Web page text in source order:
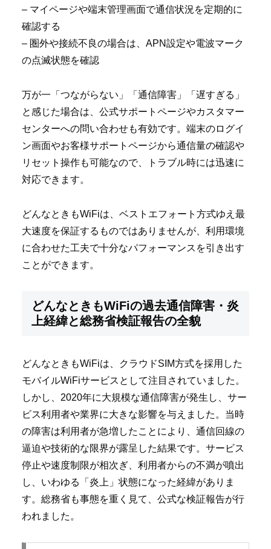
– マイページや端末管理画面で通信状況を定期的に
確認する
– 圏外や接続不良の場合は、APN設定や電波マーク
の点滅状態を確認
万が一「つながらない」「通信障害」「遅すぎる」
と感じた場合は、公式サポートページやカスタマー
センターへの問い合わせも有効です。端末のログイ
ン画面やお客様サポートページから通信量の確認や
リセット操作も可能なので、トラブル時には迅速に
対応できます。
どんなときもWiFiは、ベストエフォート方式ゆえ最
大速度を保証するものではありませんが、利用環境
に合わせた工夫で十分なパフォーマンスを引き出す
ことができます。
どんなときもWiFiの過去通信障害・炎
上経緯と総務省検証報告の全貌
どんなときもWiFiは、クラウドSIM方式を採用した
モバイルWiFiサービスとして注目されていました。
しかし、2020年に大規模な通信障害が発生し、サー
ビス利用者や業界に大きな影響を与えました。当時
の障害は利用者が急増したことにより、通信回線の
逼迫や技術的な限界が露呈した結果です。サービス
停止や速度制限が相次ぎ、利用者からの不満が噴出
し、いわゆる「炎上」状態になった経緯がありま
す。総務省も事態を重く見て、公式な検証報告が行
われました。